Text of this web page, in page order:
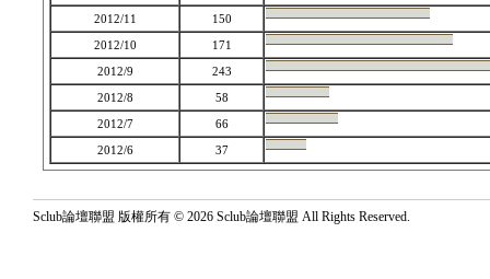
2012/11
150
2012/10
171
2012/9
243
2012/8
58
2012/7
66
2012/6
37
Sclub論壇聯盟 版權所有 © 2026 Sclub論壇聯盟 All Rights Reserved.